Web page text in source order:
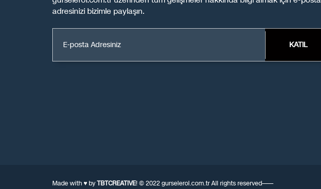
adresinizi bizimle paylaşın.
KATIL
Made with ♥ byTBTCREATIVE! © 2022 gurselerol.com.tr All rights reserved——